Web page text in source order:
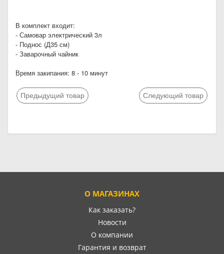
В комплект входит:
- Самовар электрический 3л
- Поднос (Д35 см)
- Заварочный чайник
Время закипания: 8 - 10 минут
Предыдущий товар Следующий товар
О МАГАЗИНАХ
Как заказать?
Новости
О компании
Гарантия и возврат